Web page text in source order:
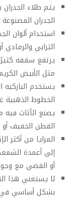
يتم طلاء الجدران
الجدران
استخدام ألوان
الترابي
يرتفع سقفه
مثل الأبيض
يستخدم
الخطوط الذهبية
يصنع الأثاث
القطن الخفيف أو
المرايا من أكثر
إلى أعمدة
أو الفضي مع وجود
لا يستغني هذا
بشكل أساسي في